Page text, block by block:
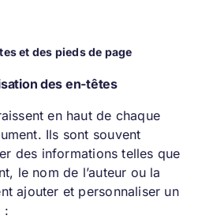
et des pieds de page
des en-têtes
en haut de chaque
Ils sont souvent
des informations telles que
le nom de l’auteur ou la
ajouter et personnaliser un
: